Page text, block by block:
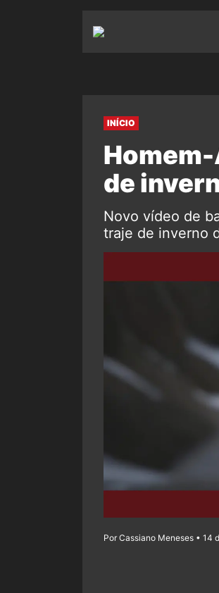
INÍCIO
de
Novo vídeo de
traje de inverno
Por Cassiano Meneses • 14